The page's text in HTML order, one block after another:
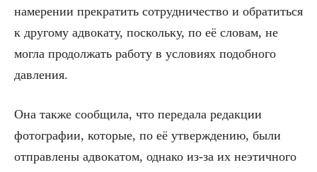
намерении прекратить сотрудничество и обратиться
к другому адвокату, поскольку, по её словам, не
могла продолжать работу в условиях подобного
давления.
Она также сообщила, что передала редакции
фотографии, которые, по её утверждению, были
отправлены адвокатом, однако из-за их неэтичного